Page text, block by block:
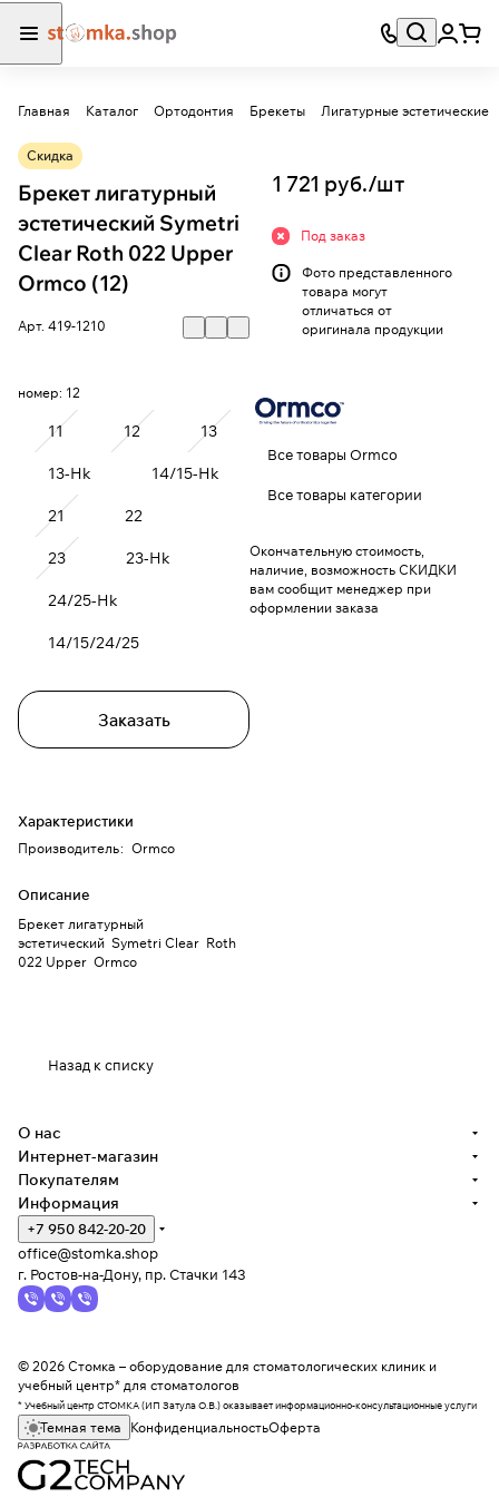
Главная Каталог Ортодонтия Брекеты Лигатурные эстетические
Скидка
Брекет лигатурный
эстетический Symetri
Clear Roth 022 Upper
Ormco (12)
Арт. 419-1210
номер: 12
11 12 13
13-Hk 14/15-Hk
21 22
23 23-Hk
24/25-Hk
14/15/24/25
Заказать
Характеристики
Производитель: Ormco
Описание
Брекет лигатурный
эстетический Symetri Clear Roth
022 Upper Ormco
1 721 руб./шт
Под заказ
Фото представленного
товара могут
отличаться от
оригинала продукции
Все товары Ormco
Все товары категории
Окончательную стоимость,
наличие, возможность СКИДКИ
вам сообщит менеджер при
оформлении заказа
Назад к списку
О нас
Интернет-магазин
Покупателям
Информация
+7 950 842-20-20
office@stomka.shop
г. Ростов-на-Дону, пр. Стачки 143
© 2026 Стомка – оборудование для стоматологических клиник и
учебный центр* для стоматологов
* Учебный центр СТОМКА (ИП Затула О.В.) оказывает информационно-консультационные услуги
Темная тема КонфиденциальностьОферта